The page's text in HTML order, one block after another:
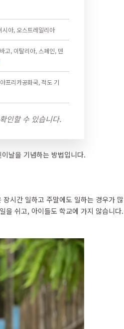
시아, 오스트레일리아
고, 이탈리아, 스페인, 덴
프리카공화국, 적도 기
인할 수 있습니다.
날을 기념하는 방법입니다.
시간 일하고 주말에도 일하는 경우가 많
을 쉬고, 아이들도 학교에 가지 않습니다.